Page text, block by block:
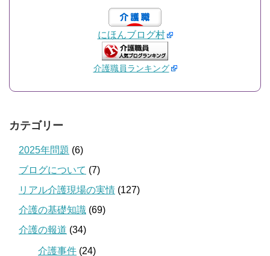
にほんブログ村
介護職員ランキング
カテゴリー
2025年問題 (6)
ブログについて (7)
リアル介護現場の実情 (127)
介護の基礎知識 (69)
介護の報道 (34)
介護事件 (24)